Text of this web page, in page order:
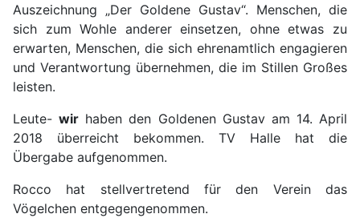
Auszeichnung „Der Goldene Gustav“. Menschen, die
sich zum Wohle anderer einsetzen, ohne etwas zu
erwarten, Menschen, die sich ehrenamtlich engagieren
und Verantwortung übernehmen, die im Stillen Großes
leisten.
Leute-wir haben den Goldenen Gustav am 14. April
2018 überreicht bekommen. TV Halle hat die
Übergabe aufgenommen.
Rocco hat stellvertretend für den Verein das
Vögelchen entgegengenommen.